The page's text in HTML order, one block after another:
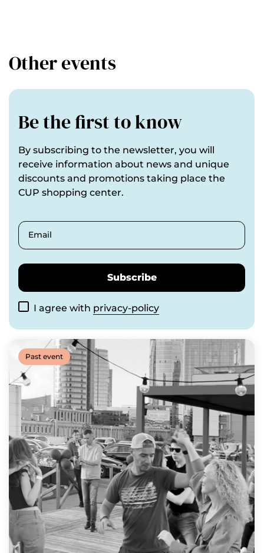
Other events
Be the first to know
By subscribing to the newsletter, you will
receive information about news and unique
discounts and promotions taking place the
CUP shopping center.
Email
Subscribe
I agree with privacy-policy
Past event